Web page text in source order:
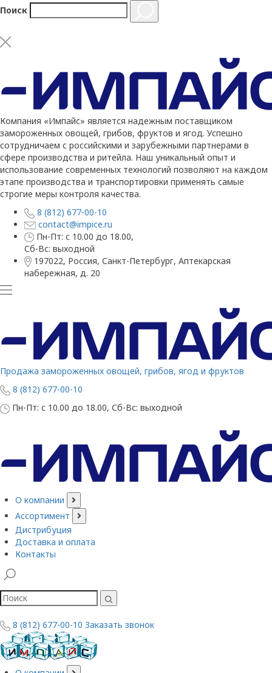
Поиск
Компания «Импайс» является надежным поставщиком
замороженных овощей, грибов, фруктов и ягод. Успешно
сотрудничаем с российскими и зарубежными партнерами в
сфере производства и ритейла. Наш уникальный опыт и
использование современных технологий позволяют на каждом
этапе производства и транспортировки применять самые
строгие меры контроля качества.
8 (812) 677-00-10
contact@impice.ru
Пн-Пт: с 10.00 до 18.00,
Сб-Вс: выходной
197022, Россия, Санкт-Петербург, Аптекарская
набережная, д. 20
Продажа замороженных овощей, грибов, ягод и фруктов
8 (812) 677-00-10
Пн-Пт: с 10.00 до 18.00, Сб-Вс: выходной
О компании
Ассортимент
Дистрибуция
Доставка и оплата
Контакты
8 (812) 677-00-10 Заказать звонок